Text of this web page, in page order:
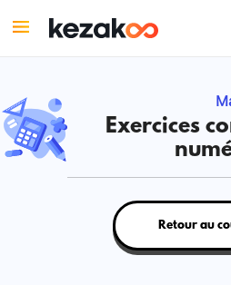
Exercices
Retour au